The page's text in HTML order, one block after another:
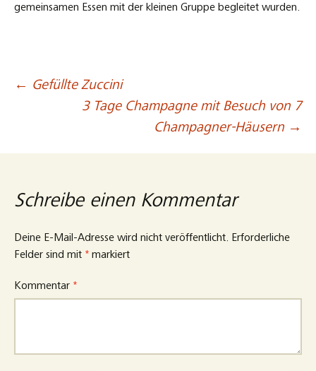
gemeinsamen Essen mit der kleinen Gruppe begleitet wurden.
Beitragsnavigation
← Gefüllte Zuccini
3 Tage Champagne mit Besuch von 7
Champagner-Häusern →
Schreibe einen Kommentar
Deine E-Mail-Adresse wird nicht veröffentlicht. Erforderliche
Felder sind mit * markiert
Kommentar *